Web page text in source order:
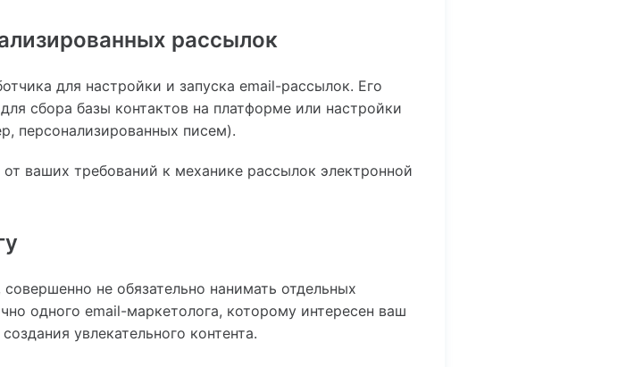
рассылок
для настройки и запуска email-рассылок. Его
сбора базы контактов на платформе или настройки
персонализированных писем).
ваших требований к механике рассылок электронной
не обязательно нанимать отдельных
одного email-маркетолога, которому интересен ваш
увлекательного контента.